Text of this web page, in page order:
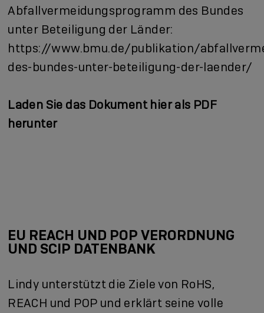
Abfallvermeidungsprogramm des Bundes
unter Beteiligung der Länder:
https://www.bmu.de/publikation/
des-bundes-unter-beteiligung-der-laender/
Laden Sie das Dokument hier als PDF
herunter
EU REACH UND POP VERORDNUNG
UND SCIP DATENBANK
Lindy unterstützt die Ziele von RoHS,
REACH und POP und erklärt seine volle